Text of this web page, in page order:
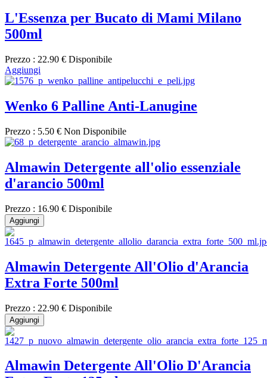
L'Essenza per Bucato di Mami Milano
500ml
Prezzo : 22.90 € Disponibile
Aggiungi
Wenko 6 Palline Anti-Lanugine
Prezzo : 5.50 € Non Disponibile
Almawin Detergente all'olio essenziale
d'arancio 500ml
Prezzo : 16.90 € Disponibile
Aggiungi
Almawin Detergente All'Olio d'Arancia
Extra Forte 500ml
Prezzo : 22.90 € Disponibile
Aggiungi
Almawin Detergente All'Olio D'Arancia